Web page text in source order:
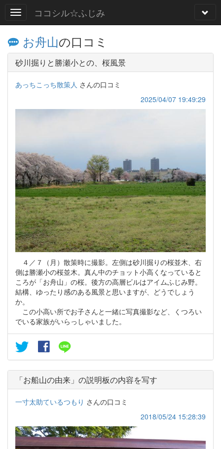
ココシル☆ふじみ
お舟山の口コミ
砂川掘りと勝瀬小との、桜風景
あっちこっち散策人 さんの口コミ
2025/04/07 19:49:29
４／７（月）散策時に撮影。左側は砂川掘りの桜並木、右
側は勝瀬小の桜並木。真ん中のチョット小高くなっていると
ころが「お舟山」の桜。後方の高層ビルはアイムふじみ野。
結構、ゆったり感のある風景と思いますが、どうでしょう
か。
この小高い所でお子さんと一緒に写真撮影など、くつろい
でいる家族がいらっしゃいました。
「お船山の由来」の説明板の内容を写す
一寸太助ているつもり さんの口コミ
2018/05/24 15:28:39